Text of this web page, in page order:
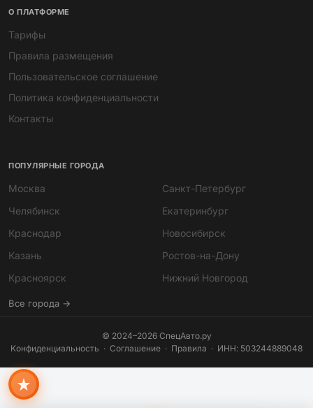
О ПЛАТФОРМЕ
Тарифы
Правила размещения
Пользовательское соглашение
Политика конфиденциальности
Контакты
ПОПУЛЯРНЫЕ ГОРОДА
Москва
Санкт-Петербург
Челябинск
Екатеринбург
Краснодар
Новосибирск
Казань
Ростов-на-Дону
Красноярск
Нижний Новгород
Все города →
© 2024–2026 СпецАвто.ру
Конфиденциальность · Соглашение · Правила · ИНН: 503244889048
ИИ-помощник · всегда онлайн